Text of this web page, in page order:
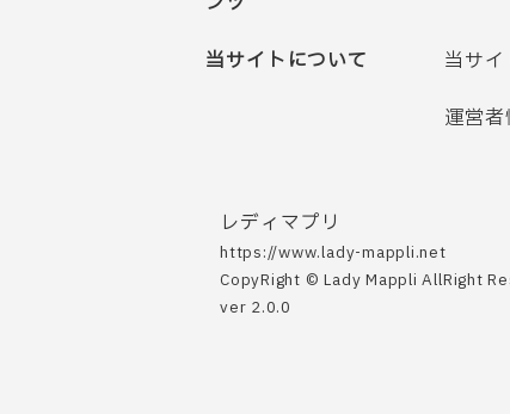
当サイトについて 当サ
運営
レディマプリ
https://www.lady-mappli.net
CopyRight © Lady Mappli AllRight
ver 2.0.0